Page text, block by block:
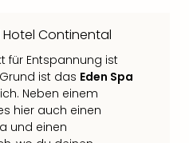
Hotel Continental
für Entspannung ist
ist das Eden Spa
Neben einem
hier auch einen
und einen